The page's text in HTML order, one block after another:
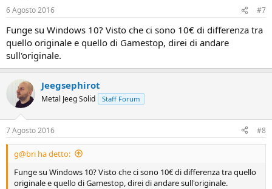
6 Agosto 2016 #7
Funge su Windows 10? Visto che ci sono 10€ di differenza tra
quello originale e quello di Gamestop, direi di andare
sull'originale.
Jeegsephirot
Metal Jeeg Solid Staff Forum
7 Agosto 2016 #8
g@bri ha detto:
Funge su Windows 10? Visto che ci sono 10€ di differenza tra quello
originale e quello di Gamestop, direi di andare sull'originale.